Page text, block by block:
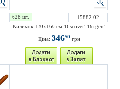
628 шт.
15882-02
Килимок 130х160 см 'Discover' 'Bergen'
Ціна: 34650 грн